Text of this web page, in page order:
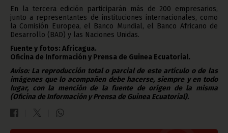
En la tercera edición participarán más de 200 empresarios,
junto a representantes de instituciones internacionales, como
la Comisión Europea, el Banco Mundial, el Banco Africano de
Desarrollo (BAD) y las Naciones Unidas.
Fuente y fotos: Africagua.
Oficina de Información y Prensa de Guinea Ecuatorial.
Aviso: La reproducción total o parcial de este artículo o de las
imágenes que lo acompañen debe hacerse, siempre y en todo
lugar, con la mención de la fuente de origen de la misma
(Oficina de Información y Prensa de Guinea Ecuatorial).